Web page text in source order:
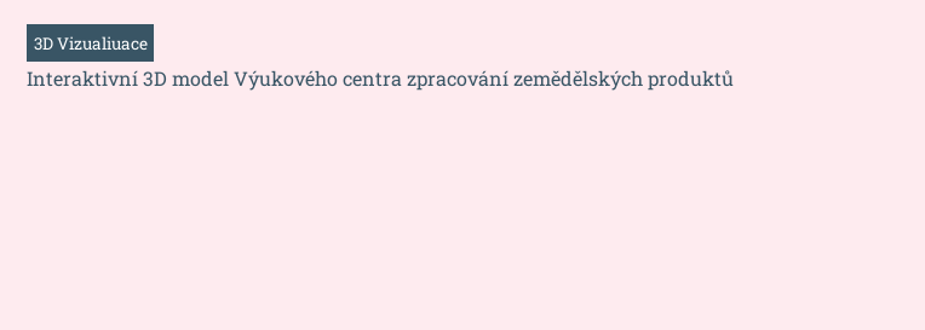
3D Vizualiuace
Interaktivní 3D model Výukového centra zpracování zemědělských produktů